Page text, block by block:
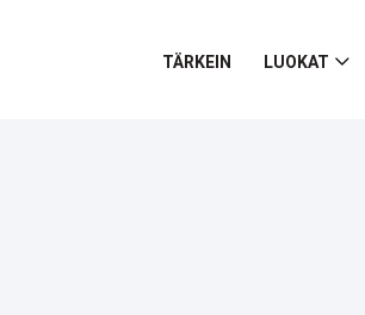
TÄRKEIN LUOKAT